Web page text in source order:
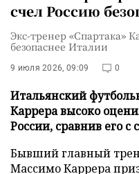
счел Россию
Экс-тренер «Спартака»
безопаснее Италии
9 июля 2026, 09:09 0
Итальянский
Каррера высоко
России, сравнив его
Бывший главный
Массимо Каррера